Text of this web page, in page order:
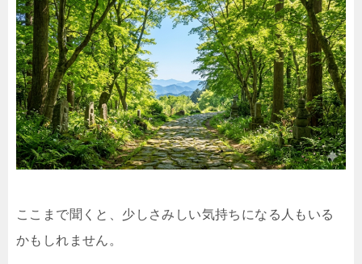
ここまで聞くと、少しさみしい気持ちになる人もいる
かもしれません。